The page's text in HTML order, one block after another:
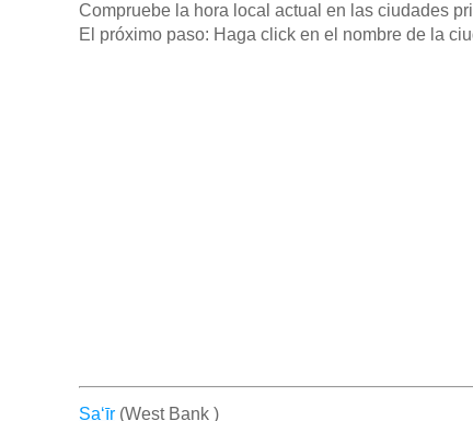
Compruebe la hora local actual en las ciudades
El próximo paso: Haga click en el nombre de la
Sa‘īr (West Bank )